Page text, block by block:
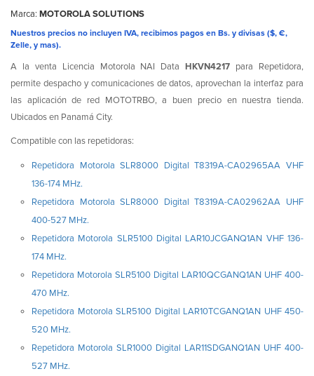
Marca: MOTOROLA SOLUTIONS
Nuestros precios no incluyen IVA, recibimos pagos en Bs. y divisas ($, €,
Zelle, y mas).
A la venta Licencia Motorola NAI DataHKVN4217 para Repetidora,
permite despacho y comunicaciones de datos, aprovechan la interfaz para
las aplicación de red MOTOTRBO, a buen precio en nuestra tienda.
Ubicados en Panamá City.
Compatible con las repetidoras:
Repetidora Motorola SLR8000 Digital T8319A-CA02965AA VHF
136-174 MHz.
Repetidora Motorola SLR8000 Digital T8319A-CA02962AA UHF
400-527 MHz.
Repetidora Motorola SLR5100 Digital LAR10JCGANQ1AN VHF 136-
174 MHz.
Repetidora Motorola SLR5100 Digital LAR10QCGANQ1AN UHF 400-
470 MHz.
Repetidora Motorola SLR5100 Digital LAR10TCGANQ1AN UHF 450-
520 MHz.
Repetidora Motorola SLR1000 Digital LAR11SDGANQ1AN UHF 400-
527 MHz.